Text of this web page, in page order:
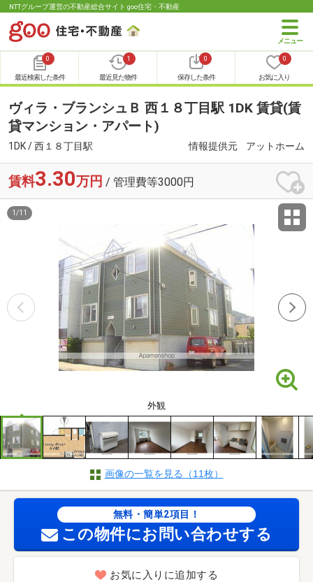
NTTグループ運営の不動産総合サイト goo住宅・不動産
0
最近検索した条件
1
最近見た物件
0
保存した条件
0
お気に入り
ヴィラ・ブランシュＢ 西１８丁目駅 1DK 賃貸(賃
貸マンション・アパート)
1DK / 西１８丁目駅 情報提供元 アットホーム
賃料3.30万円 / 管理費等3000円
外観
1 /11
画像の一覧を見る（11枚）
無料・簡単2項目！
この物件にお問い合わせする
お気に入りに追加する